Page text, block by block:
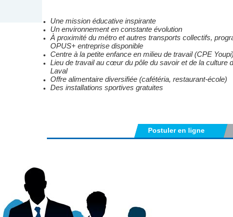
Une mission éducative inspirante
Un environnement en constante évolution
À proximité du métro et autres transports collectifs,
OPUS+ entreprise disponible
Centre à la petite enfance en milieu de travail (CPE Youpi)
Lieu de travail au cœur du pôle du savoir et de la culture
Laval
Offre alimentaire diversifiée (cafétéria, restaurant-école)
Des installations sportives gratuites
Postuler en ligne